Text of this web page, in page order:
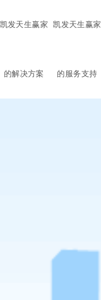
凯发天生赢家
的解决方案
凯发天生赢家
的服务支持